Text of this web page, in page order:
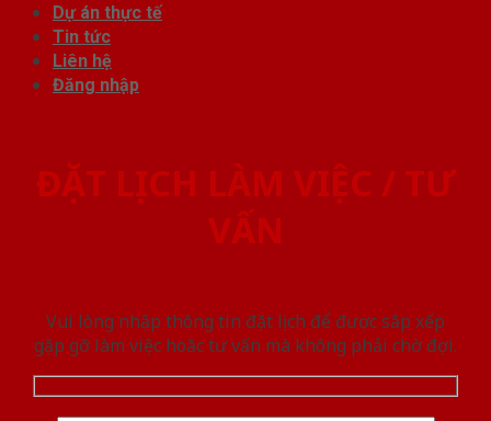
Dự án thực tế
Tin tức
Liên hệ
Đăng nhập
ĐẶT LỊCH LÀM VIỆC / TƯ
VẤN
Vui lòng nhập thông tin đặt lịch để được sắp xếp
gặp gỡ làm việc hoăc tư vấn mà không phải chờ đợi.